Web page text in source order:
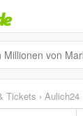
Tickets › Aulich24